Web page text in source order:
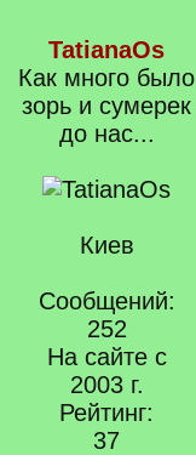
TatianaOs
Как много было
зорь и сумерек
до нас...
Киев
Сообщений:
252
На сайте с
2003 г.
Рейтинг:
37